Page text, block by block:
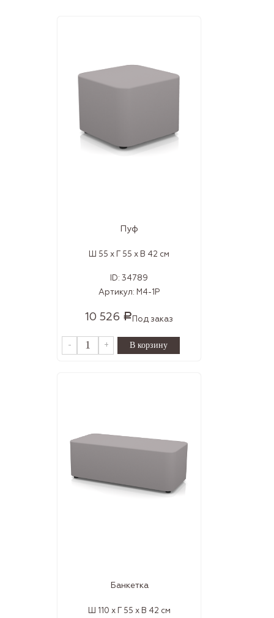
Пуф
Ш 55 x Г 55 x В 42 см
ID: 34789
Артикул: M4-1P
10 526 Р Под заказ
- +
Банкетка
Ш 110 x Г 55 x В 42 см